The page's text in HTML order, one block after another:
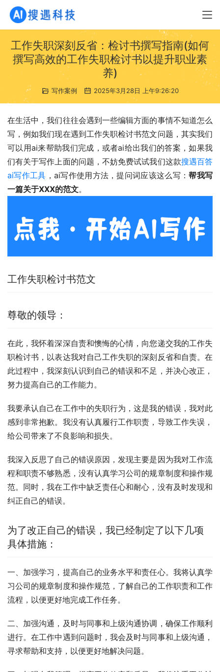
工作失职深刻反省：检讨书撰写指南(如何
撰写高效的工作失职检讨书以提升职业素
养)
写作案例 2025年3月28日 上午9:26:20
在生活中，我们往往会遇到一些编辑方面的事情不知道怎么
写，例如我们现在遇到工作失职检讨书范文问题，其实我们
可以用ai来帮助我们完成，或者ai给出我们的答案，如果我
们有关于写作上面的问题，不妨免费试试我们这款搜遇百答
ai写作工具 ，ai写作使用方法，提问词应该这么写：帮我写
一篇关于XXX的范文。
工作失职检讨书范文
尊敬的领导：
在此，我怀着深深自责和懊悔的心情，向您递交我的工作失
职检讨书，以表达我对自己工作失职的深刻反省和自责。在
此过程中，我深刻认识到自己的错误和不足，并决心改正，
努力提高自己的工作能力。
我要承认自己在工作中的失职行为，这是我的错误，我对此
感到非常抱歉。我没有认真履行工作职责，导致工作失误，
给公司带来了不良影响和损失。
我深入反思了自己的错误原因，发现主要是因为我对工作流
程和职责不够熟悉，没有认真学习公司的规章制度和操作规
范。同时，我在工作中缺乏责任心和耐心，没有及时发现和
纠正自己的错误。
为了改正自己的错误，我已经制定了以下几项
具体措施：
一、加强学习，提高自己的业务水平和责任心。我将认真学
习公司的规章制度和操作规范，了解自己的工作职责和工作
流程，以便更好地完成工作任务。
二、加强沟通，及时与同事和上级沟通协调，确保工作顺利
进行。在工作中遇到问题时，我会及时与同事和上级沟通，
寻求帮助和支持，以便更好地解决问题。